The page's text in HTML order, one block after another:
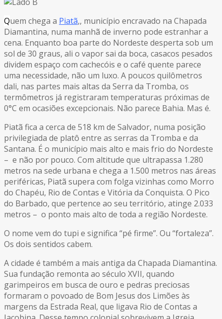
Quem chega a Piatã,, município encravado na Chapada
Diamantina, numa manhã de inverno pode estranhar a
cena. Enquanto boa parte do Nordeste desperta sob um
sol de 30 graus, ali o vapor sai da boca, casacos pesados
dividem espaço com cachecóis e o café quente parece
uma necessidade, não um luxo. A poucos quilômetros
dali, nas partes mais altas da Serra da Tromba, os
termômetros já registraram temperaturas próximas de
0°C em ocasiões excepcionais. Não parece Bahia. Mas é.
Piatã fica a cerca de 518 km de Salvador, numa posição
privilegiada de platô entre as serras da Tromba e da
Santana. É o município mais alto e mais frio do Nordeste
– e não por pouco. Com altitude que ultrapassa 1.280
metros na sede urbana e chega a 1.500 metros nas áreas
periféricas, Piatã supera com folga vizinhas como Morro
do Chapéu, Rio de Contas e Vitória da Conquista. O Pico
do Barbado, que pertence ao seu território, atinge 2.033
metros – o ponto mais alto de toda a região Nordeste.
O nome vem do tupi e significa “pé firme”. Ou “fortaleza”.
Os dois sentidos cabem.
A cidade é também a mais antiga da Chapada Diamantina.
Sua fundação remonta ao século XVII, quando
garimpeiros em busca de ouro e pedras preciosas
formaram o povoado de Bom Jesus dos Limões às
margens da Estrada Real, que ligava Rio de Contas a